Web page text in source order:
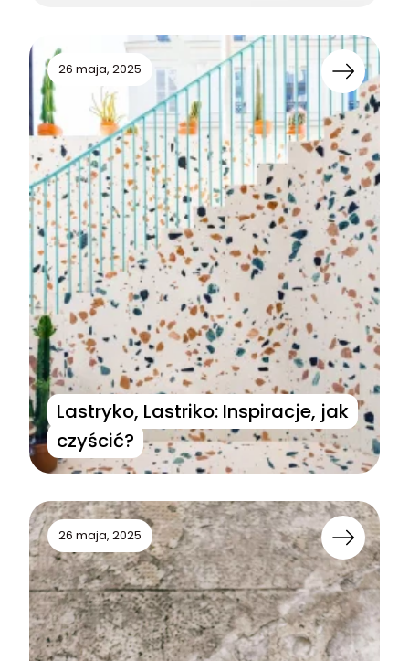
26 maja, 2025
Lastryko, Lastriko: Inspiracje, jak
czyścić?
26 maja, 2025